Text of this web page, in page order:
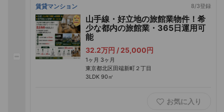
賃貸マンション 8/3登録
山手線・好立地の旅館業物件！希
少な都内の旅館業・365日運用可
能
32.2万円 / 25,000円
1ヶ月 3ヶ月
東京都北区田端新町２丁目
3LDK 90㎡
お気に入り